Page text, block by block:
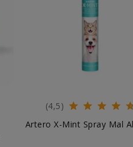
(4,5)
Artero X-Mint Spray Mal